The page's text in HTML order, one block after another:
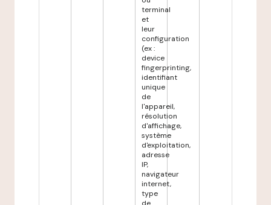
terminal
et
leur
configuration
(ex :
device
fingerprinting,
identifiant
unique
de
l'appareil,
résolution
d'affichage,
système
d'exploitation,
adresse
IP,
navigateur
internet,
type